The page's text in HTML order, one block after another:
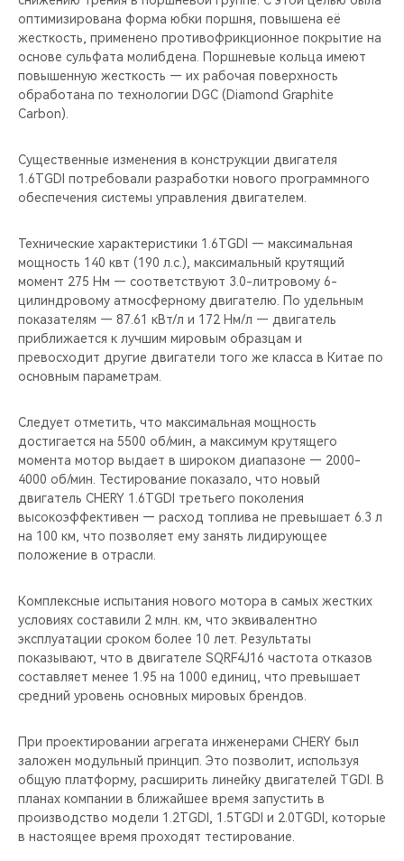
оптимизирована форма юбки поршня, повышена её
жесткость, применено противофрикционное покрытие на
основе сульфата молибдена. Поршневые кольца имеют
повышенную жесткость — их рабочая поверхность
обработана по технологии DGC (Diamond Graphite
Carbon).
Существенные изменения в конструкции двигателя
1.6TGDI потребовали разработки нового программного
обеспечения системы управления двигателем.
Технические характеристики 1.6TGDI — максимальная
мощность 140 квт (190 л.с.), максимальный крутящий
момент 275 Нм — соответствуют 3.0-литровому 6-
цилиндровому атмосферному двигателю. По удельным
показателям — 87.61 кВт/л и 172 Нм/л — двигатель
приближается к лучшим мировым образцам и
превосходит другие двигатели того же класса в Китае по
основным параметрам.
Следует отметить, что максимальная мощность
достигается на 5500 об/мин, а максимум крутящего
момента мотор выдает в широком диапазоне — 2000-
4000 об/мин. Тестирование показало, что новый
двигатель CHERY 1.6TGDI третьего поколения
высокоэффективен — расход топлива не превышает 6.3 л
на 100 км, что позволяет ему занять лидирующее
положение в отрасли.
Комплексные испытания нового мотора в самых жестких
условиях составили 2 млн. км, что эквивалентно
эксплуатации сроком более 10 лет. Результаты
показывают, что в двигателе SQRF4J16 частота отказов
составляет менее 1.95 на 1000 единиц, что превышает
средний уровень основных мировых брендов.
При проектировании агрегата инженерами CHERY был
заложен модульный принцип. Это позволит, используя
общую платформу, расширить линейку двигателей TGDI. В
планах компании в ближайшее время запустить в
производство модели 1.2TGDI, 1.5TGDI и 2.0TGDI, которые
в настоящее время проходят тестирование.